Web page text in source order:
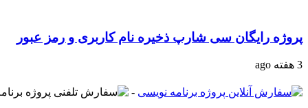
پروژه رایگان سی شارپ ذخیره نام کاربری و رمز عبور
3 هفته ago
-